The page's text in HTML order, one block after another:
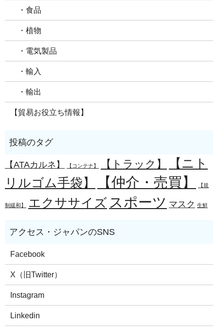
・食品
・植物
・電気製品
・輸入
・輸出
【貿易お役立ち情報】
【ATAカルネ】 【コンテナ】 【トラック】
【ニト
リルゴム手袋】
【仲介・売買】 【規
制緩和】 エクササイズ スポーツ マスク 生鮮
Facebook
X（旧Twitter）
Instagram
Linkedin